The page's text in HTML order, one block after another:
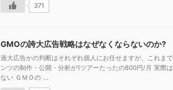
371
GMOの誇大広告戦略はなぜなくならないのか?
過大広告かの判断はそれぞれ個人にお任せますが、これま
ンツの制作・公開・分析が1ツアーたったの800円/月 実際
ない ＧＭＯの ...